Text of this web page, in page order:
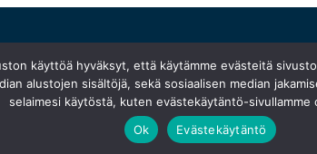
} Ma 10:30–18:30
Ti suljettu
Ke–pe 10:00–18:00
käyttöä hyväksyt, että käytämme evästeitä
alustojen sisältöjä, sekä sosiaalisen median
selaimesi käytöstä, kuten evästekäytäntö-sivullamme
Ok
Evästekäytäntö